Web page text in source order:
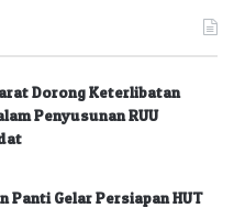
Dorong Keterlibatan
Penyusunan RUU
Panti Gelar Persiapan HUT